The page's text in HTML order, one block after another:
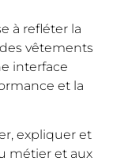
à refléter la
vêtements
interface
et la
expliquer et
métier et aux